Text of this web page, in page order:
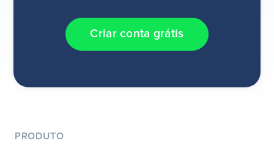
Criar conta grátis
PRODUTO